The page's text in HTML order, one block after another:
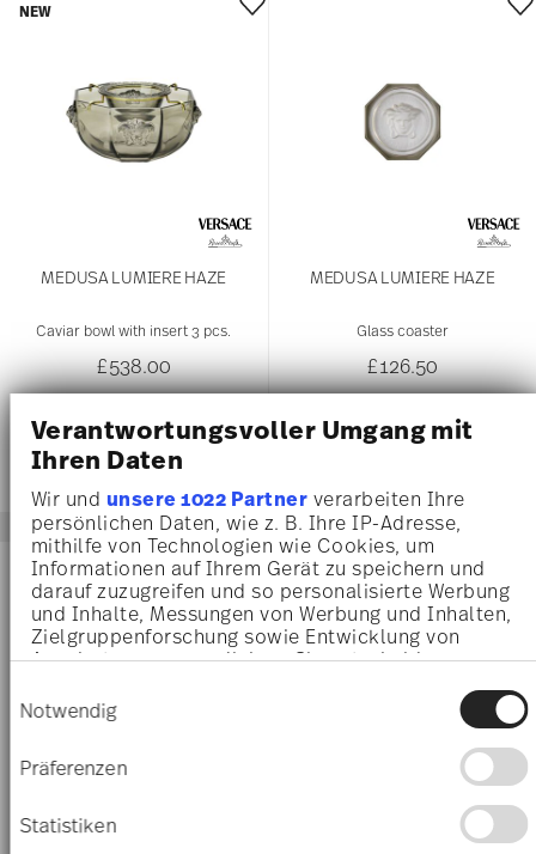
Verantwortungsvoller Umgang mit
Ihren Daten
Wir und unsere 1022 Partnerverarbeiten Ihre
persönlichen Daten, wie z. B. Ihre IP-Adresse,
mithilfe von Technologien wie Cookies, um
Informationen auf Ihrem Gerät zu speichern und
darauf zuzugreifen und so personalisierte Werbung
und Inhalte, Messungen von Werbung und Inhalten,
Zielgruppenforschung sowie Entwicklung von
Angeboten zu ermöglichen. Sie entscheiden
Sie können Ihre Einwilligung jederzeit über die
Cookie-Erklärung oder durch Klicken auf das
Privacy Trigger Symbol ändern oder widerrufen
Informationen über Ihre geografische Lage
erfassen, welche bis auf einige Meter genau
Notwendig
Präferenzen
Statistiken
MEDUSA LUMIERE HAZE
Caviar bowl with insert 3 pcs.
£538.00
NEW
MEDUSA LUMIERE HAZE
Glass coaster
£126.50
MEDUSA LUMIERE HAZE
NEW
MEDUSA LUMIERE HAZE